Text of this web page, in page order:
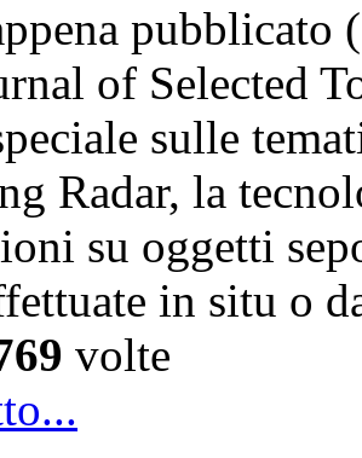
of Selected
sulle
Radar, la
su oggetti
in situ o
volte